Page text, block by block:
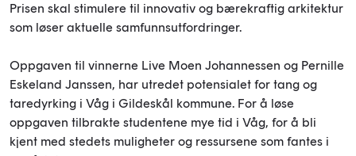
Prisen skal stimulere til innovativ og bærekraftig arkitektur
som løser aktuelle samfunnsutfordringer.
Oppgaven til vinnerne Live Moen Johannessen og Pernille
Eskeland Janssen, har utredet potensialet for tang og
taredyrking i Våg i Gildeskål kommune. For å løse
oppgaven tilbrakte studentene mye tid i Våg, for å bli
kjent med stedets muligheter og ressursene som fantes i